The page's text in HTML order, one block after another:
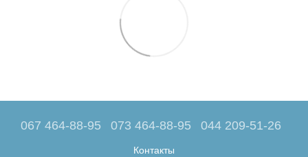
067 464-88-95 073 464-88-95 044 209-51-26
Контакты